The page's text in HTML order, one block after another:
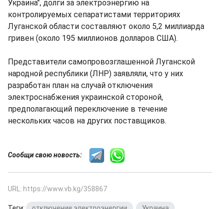
Украина", долги за электроэнергию на
контролируемых сепаратистами территориях
Луганской области составляют около 5,2 миллиарда
гривен (около 195 миллионов долларов США).
Представители самопровозглашенной Луганской
народной республики (ЛНР) заявляли, что у них
разработан план на случай отключения
электроснабжения украинской стороной,
предполагающий переключение в течение
нескольких часов на других поставщиков.
Сообщи свою новость:
URL: https://www.vb.kg/358867